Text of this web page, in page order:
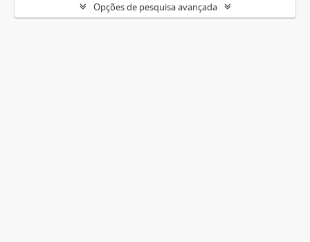
Opções de pesquisa avançada